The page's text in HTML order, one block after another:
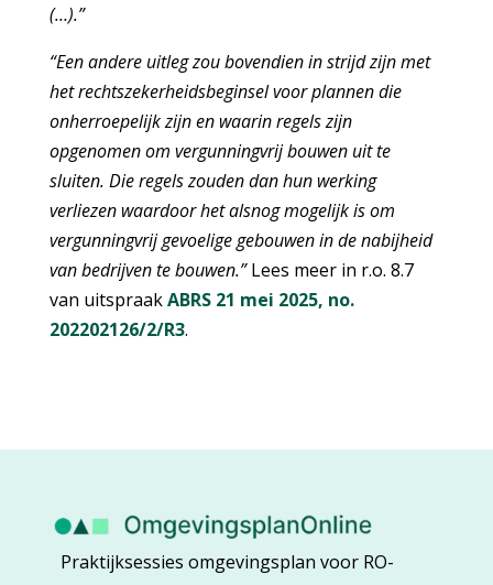
(…).”
“Een andere uitleg zou bovendien in strijd zijn met
het rechtszekerheidsbeginsel voor plannen die
onherroepelijk zijn en waarin regels zijn
opgenomen om vergunningvrij bouwen uit te
sluiten. Die regels zouden dan hun werking
verliezen waardoor het alsnog mogelijk is om
vergunningvrij gevoelige gebouwen in de nabijheid
van bedrijven te bouwen.”Lees meer in r.o. 8.7
van uitspraakABRS 21 mei 2025, no.
202202126/2/R3.
Praktijksessies omgevingsplan voor RO-